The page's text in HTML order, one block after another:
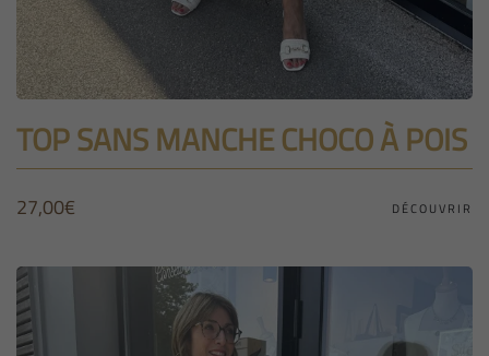
TOP SANS MANCHE CHOCO À POIS
27,00€ DÉCOUVRIR